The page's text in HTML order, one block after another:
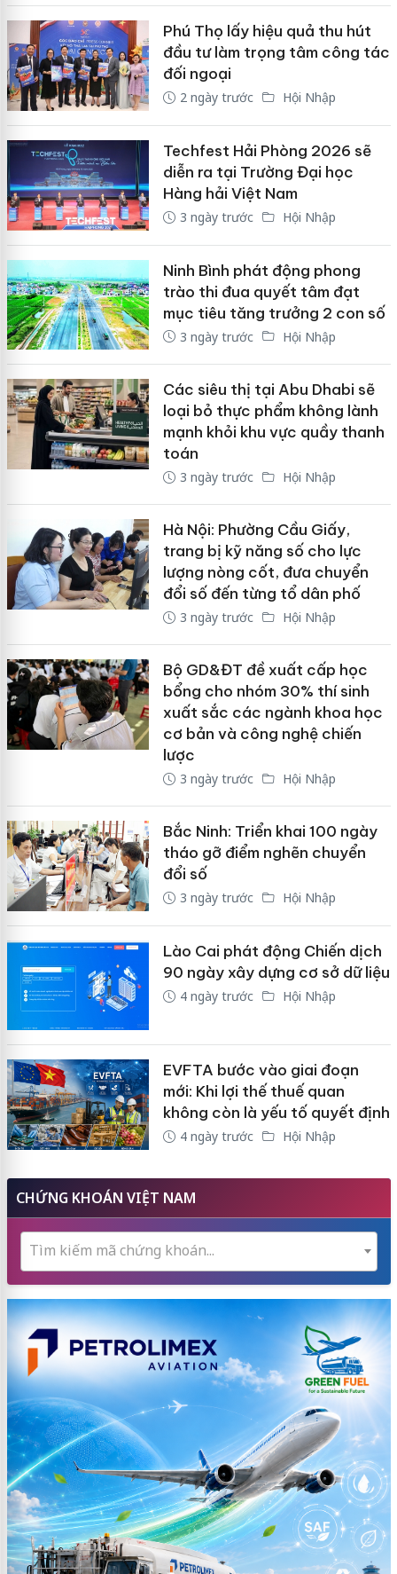
Phú Thọ lấy hiệu quả thu hút
đầu tư làm trọng tâm công tác
đối ngoại
2 ngày trước Hội Nhập
Techfest Hải Phòng 2026 sẽ
diễn ra tại Trường Đại học
Hàng hải Việt Nam
3 ngày trước Hội Nhập
Ninh Bình phát động phong
trào thi đua quyết tâm đạt
mục tiêu tăng trưởng 2 con số
3 ngày trước Hội Nhập
Các siêu thị tại Abu Dhabi sẽ
loại bỏ thực phẩm không lành
mạnh khỏi khu vực quầy thanh
toán
3 ngày trước Hội Nhập
Hà Nội: Phường Cầu Giấy,
trang bị kỹ năng số cho lực
lượng nòng cốt, đưa chuyển
đổi số đến từng tổ dân phố
3 ngày trước Hội Nhập
Bộ GD&ĐT đề xuất cấp học
bổng cho nhóm 30% thí sinh
xuất sắc các ngành khoa học
cơ bản và công nghệ chiến
lược
3 ngày trước Hội Nhập
Bắc Ninh: Triển khai 100 ngày
tháo gỡ điểm nghẽn chuyển
đổi số
3 ngày trước Hội Nhập
Lào Cai phát động Chiến dịch
90 ngày xây dựng cơ sở dữ liệu
4 ngày trước Hội Nhập
EVFTA bước vào giai đoạn
mới: Khi lợi thế thuế quan
không còn là yếu tố quyết định
4 ngày trước Hội Nhập
CHỨNG KHOÁN VIỆT NAM
Tìm kiếm mã chứng khoán...